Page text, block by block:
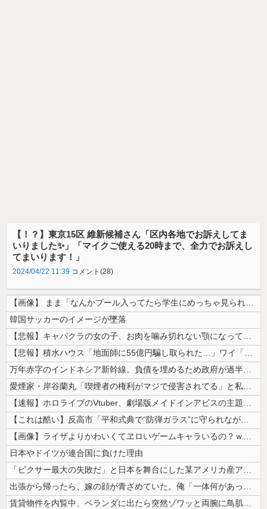
【！？】東京15区 維新候補さん「区内各地でお訴えしてま
いりました✨」「マイクご使える20時まで、全力でお訴えし
てまいります！」
2024/04/22 11:39 コメント(28)
【画像】 まま「なんかプール入ってたら学生にめっちゃ見られたw」
韓国サッカーのイメージが墜落
【悲報】キャバクラの女の子、お肉を噛み切れない顎になってしまう・・・
【悲報】積水ハウス「地面師に55億円騙し取られた…」ワイ「会社終わった...
万年赤字のインドネシア新幹線。負債を埋めるため政府が過半数の株式を引き...
愛煙家・岸谷蘭丸「喫煙者の権利がマジで侵害されてる」と私見 「いくら税...
【速報】ホロライブのVtuber、劇場版メイドインアビスの主題歌決定w...
【これは酷い】反高市「平和式典で“防弾ガラス”に守られながらスピーチ。...
【画像】ライザよりかわいくてヱロいゲームキャラいるの？ｗｗｗｗｗ
日本やドイツが連合国に負けた理由
「ピクサー最大の失敗だ」と日本を舞台にした某アメリカ産アニメが話題に、...
出張から帰ったら、嫁の顔が青ざめていた。俺「一体何があったんだ？」嫁「...
賃貸物件を内覧中、ベランダに出たら突然ゾワッと両腕に鳥肌が出た。「やっ...